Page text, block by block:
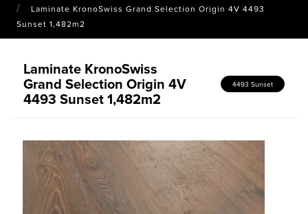
Laminate KronoSwiss Grand Selection Origin 4V 4493
Sunset 1,482m2
Laminate KronoSwiss
Grand Selection Origin 4V
4493 Sunset 1,482m2
4493 Sunset